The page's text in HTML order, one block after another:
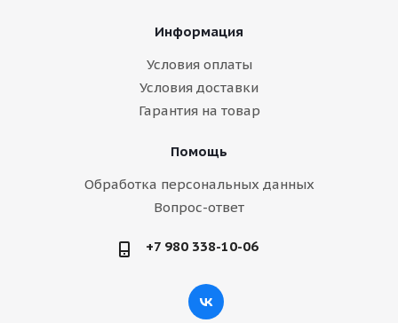
Информация
Условия оплаты
Условия доставки
Гарантия на товар
Помощь
Обработка персональных данных
Вопрос-ответ
+7 980 338-10-06